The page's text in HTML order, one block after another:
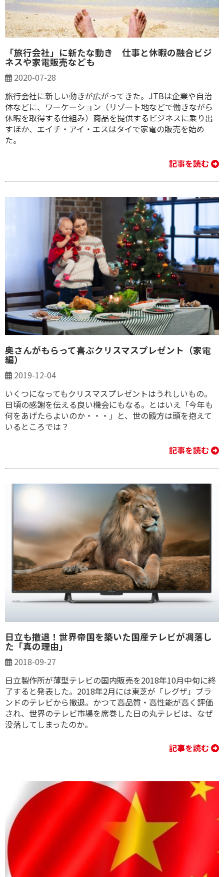
「旅行会社」に新たな動き 仕事と休暇の融合ビジ
ネスや家電販売なども
2020-07-28
旅行会社に新しい動きが広がってきた。JTBは企業や自治
体などに、ワーケーション（リゾート地などで働きながら
休暇を取得する仕組み）商品を提供するビジネスに乗り出
すほか、エイチ・アイ・エスはタイで家電の販売を始め
た。
記事を読む
奥さんがもらって喜ぶクリスマスプレゼント（家電
編）
2019-12-04
いくつになってもクリスマスプレゼントはうれしいもの。
日頃の感謝を伝える良い機会にもなる。とはいえ「今年も
何をあげたらよいのか・・・」と、世の殿方は頭を抱えて
いるところでは？
記事を読む
日立も撤退！世界帝国を築いた国産テレビが凋落し
た「真の理由」
2018-09-27
日立製作所が薄型テレビの国内販売を2018年10月中旬に終
了すると発表した。2018年2月には東芝が「レグザ」ブラ
ンドのテレビから撤退。かつて高品質・高性能が高く評価
され、世界のテレビ市場を席巻した日の丸テレビは、なぜ
没落してしまったのか。
記事を読む